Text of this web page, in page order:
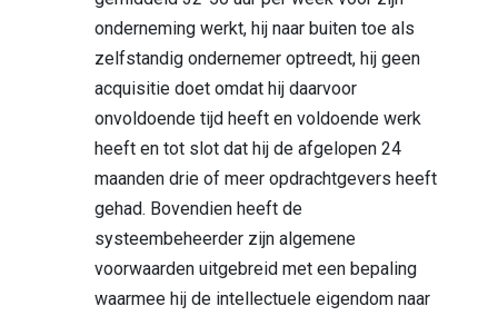
onderneming werkt, hij naar buiten toe als
zelfstandig ondernemer optreedt, hij geen
acquisitie doet omdat hij daarvoor
onvoldoende tijd heeft en voldoende werk
heeft en tot slot dat hij de afgelopen 24
maanden drie of meer opdrachtgevers heeft
gehad. Bovendien heeft de
systeembeheerder zijn algemene
voorwaarden uitgebreid met een bepaling
waarmee hij de intellectuele eigendom naar